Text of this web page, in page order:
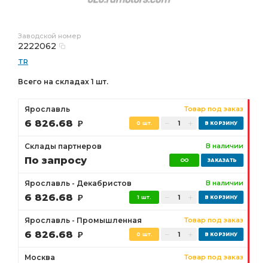
Заводской номер
2222062
TR
Всего на складах 1 шт.
Ярославль Товар под заказ
6 826.68 Р 0 шт.
Склады партнеров В наличии
По запросу
Ярославль - Декабристов В наличии
6 826.68 Р 1 шт.
Ярославль - Промышленная Товар под заказ
6 826.68 Р 0 шт.
Москва Товар под заказ